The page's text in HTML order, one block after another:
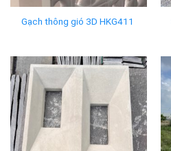
Gạch thông gió 3D HKG411